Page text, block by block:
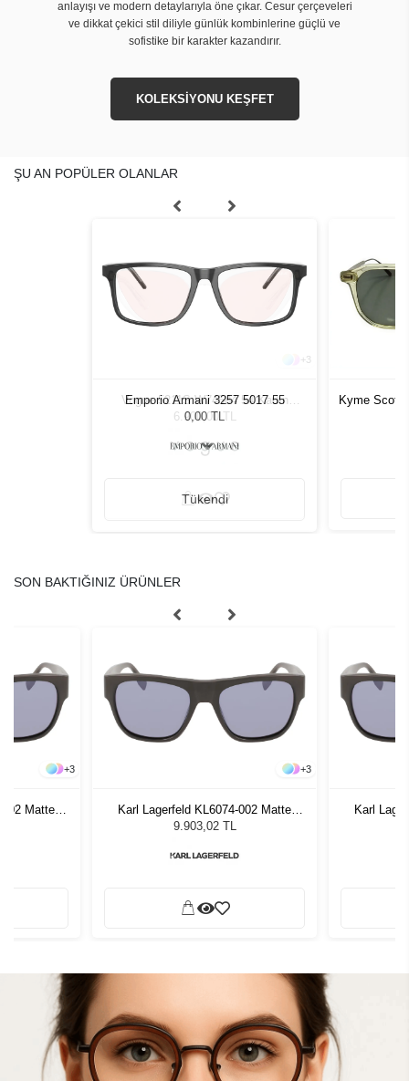
anlayışı ve modern detaylarıyla öne çıkar. Cesur çerçeveleri
ve dikkat çekici stil diliyle günlük kombinlerine güçlü ve
sofistike bir karakter kazandırır.
KOLEKSİYONU KEŞFET
ŞU AN POPÜLER OLANLAR
Emporio Armani 3257 5017 55
0,00 TL
Tükendi
+3
Vogue 5211S W74584 54 Kadın
Güneş Gözlüğü
6.900,00 TL
Kyme Scott
SON BAKTIĞINIZ ÜRÜNLER
+3
Matte
+3
Karl Lagerfeld KL6074-002 Matte
Green Black Kadın Güneş Gözlüğü
9.903,02 TL
Karl